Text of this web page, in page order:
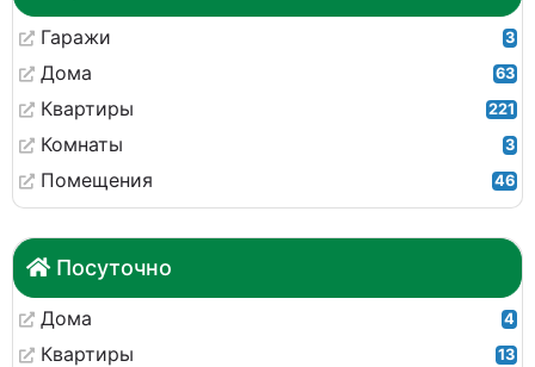
Гаражи 3
Дома 63
Квартиры 221
Комнаты 3
Помещения 46
Посуточно
Дома 4
Квартиры 13